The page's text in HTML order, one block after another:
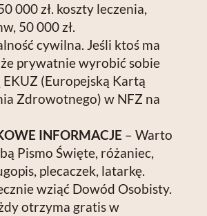
000 zł. koszty leczenia,
50 000 zł.
cywilna. Jeśli ktoś ma
prywatnie wyrobić sobie
(Europejską Kartą
Zdrowotnego) w NFZ na
INFORMACJE – Warto
Pismo Święte, różaniec,
plecaczek, latarkę.
wziąć Dowód Osobisty.
otrzyma gratis w